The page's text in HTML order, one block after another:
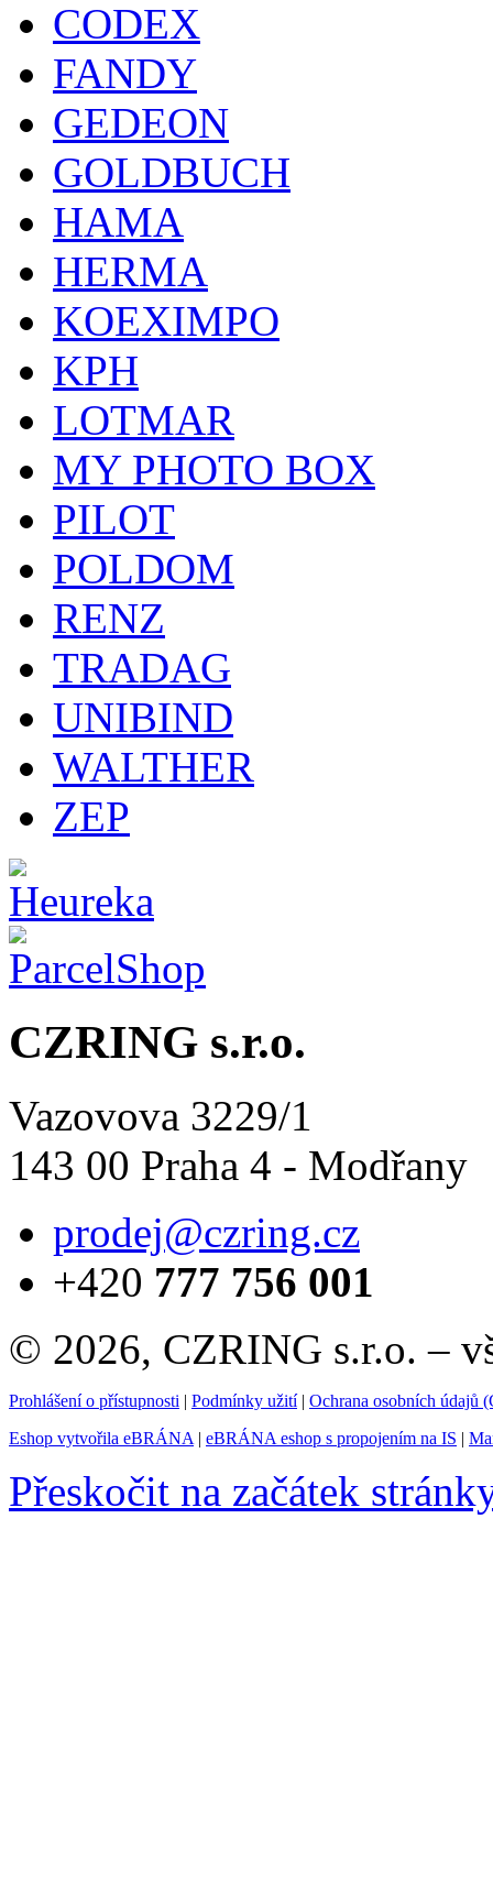
CODEX
FANDY
GEDEON
GOLDBUCH
HAMA
HERMA
KOEXIMPO
KPH
LOTMAR
MY PHOTO BOX
PILOT
POLDOM
RENZ
TRADAG
UNIBIND
WALTHER
ZEP
CZRING s.r.o.
Vazovova 3229/1
143 00 Praha 4 - Modřany
prodej@czring.cz
+420 777 756 001
© 2026, CZRING s.r.o. –
Prohlášení o přístupnosti | Podmínky užití| Ochrana osobních údajů
Eshop vytvořila eBRÁNA | eBRÁNA eshop s propojením na IS |
Přeskočit na začátek